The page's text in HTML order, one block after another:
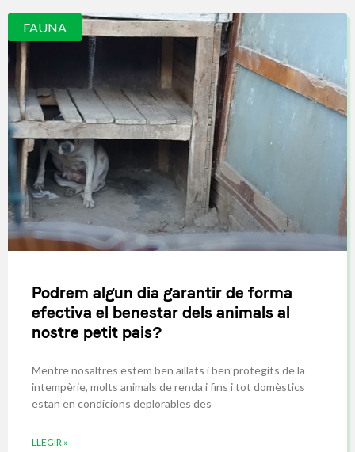
FAUNA
Podrem algun dia garantir de forma
efectiva el benestar dels animals al
nostre petit pais?
Mentre nosaltres estem ben aïllats i ben protegits de la
intempèrie, molts animals de renda i fins i tot domèstics
estan en condicions deplorables des
LLEGIR »